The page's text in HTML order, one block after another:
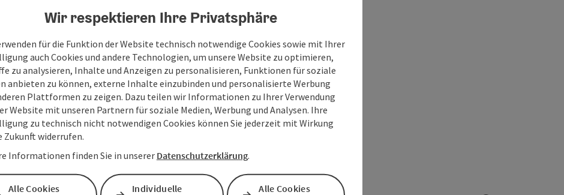
er hat schon vor zehntausend Jahren seinen
Nur 25 km vom Hallstättersee entfernt liegt der
, er ist eines der beliebtesten Fotomotive im
...
Wir respektieren Ihre Privatsphäre
für die Funktion der Website technisch notwendige Cookies sowie mit Ihrer
auch Cookies und andere Technologien, um unsere Website zu optimieren,
zu analysieren, Inhalte und Anzeigen zu personalisieren, Funktionen für soziale
anbieten zu können, externe Inhalte einzubinden und personalisierte Werbung
Plattformen zu zeigen. Dazu teilen wir Informationen zu Ihrer Verwendung
Website mit unseren Partnern für soziale Medien, Werbung und Analysen. Ihre
zu technisch nicht notwendigen Cookies können Sie jederzeit mit Wirkung
Zukunft widerrufen.
Informationen finden Sie in unserer Datenschutzerklärung.
Alle Cookies
Individuelle
Alle Cookies